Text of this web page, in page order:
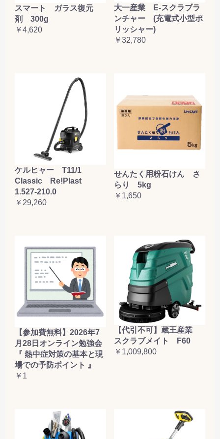
お買い物を続ける
スマート ガラス復元
剤 300g
￥4,620
大一産業 E-スクラブラ
ンチャー (充電式小型ポ
リッシャー)
￥32,780
ケルヒャー T11/1
Classic Re!Plast
1.527-210.0
￥29,260
せんたく用粉石けん さ
らり 5kg
￥1,650
【参加費無料】2026年7
月28日オンライン勉強会
『 熱中症対策の基本と現
場での予防ポイント 』
￥1
【代引不可】蔵王産業
スクラブメイト F60
￥1,009,800